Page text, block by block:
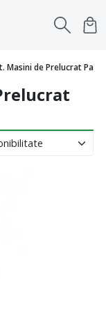
Masini de Prelucrat